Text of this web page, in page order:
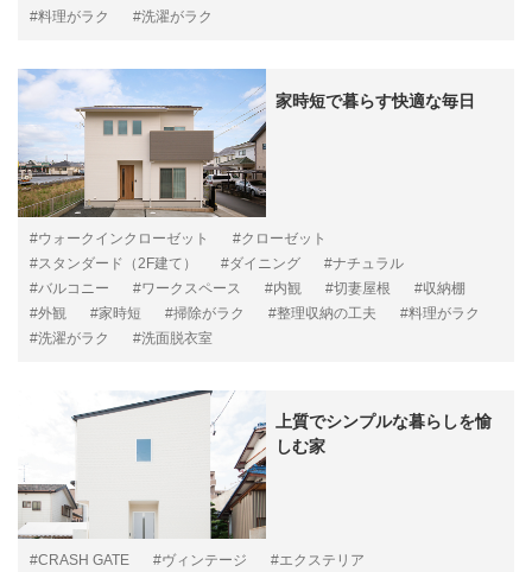
#料理がラク
#洗濯がラク
家時短で暮らす快適な毎日
#ウォークインクローゼット
#クローゼット
#スタンダード（2F建て）
#ダイニング
#ナチュラル
#バルコニー
#ワークスペース #内観 #切妻屋根
#収納棚
#外観
#家時短 #掃除がラク #整理収納の工夫
#料理がラク
#洗濯がラク
#洗面脱衣室
上質でシンプルな暮らしを愉
しむ家
#CRASH GATE #ヴィンテージ
#エクステリア